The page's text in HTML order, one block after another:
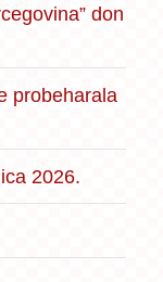
don
probeharala
2026.